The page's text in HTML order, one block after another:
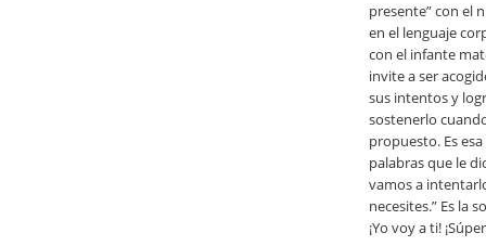
presente” con el
en el lenguaje
con el infante
invite a ser
sus intentos y
sostenerlo
propuesto. Es
palabras que le
vamos a
necesites.” Es la
¡Yo voy a ti!